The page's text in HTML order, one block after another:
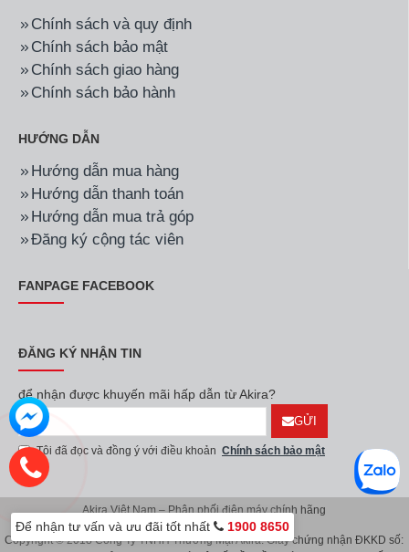
Chính sách và quy định
Chính sách bảo mật
Chính sách giao hàng
Chính sách bảo hành
HƯỚNG DẪN
Hướng dẫn mua hàng
Hướng dẫn thanh toán
Hướng dẫn mua trả góp
Đăng ký cộng tác viên
FANPAGE FACEBOOK
ĐĂNG KÝ NHẬN TIN
để nhận được khuyến mãi hấp dẫn từ Akira?
GỬI
Tôi đã đọc và đồng ý với điều khoản Chính sách bảo mật
Akira Việt Nam – Phân phối điện máy chính hãng
Copyright © 2018 Công Ty TNHH Thương Mại Akira. Giấy chứng nhận ĐKKD số:
Để nhận tư vấn và ưu đãi tốt nhất 1900 8650